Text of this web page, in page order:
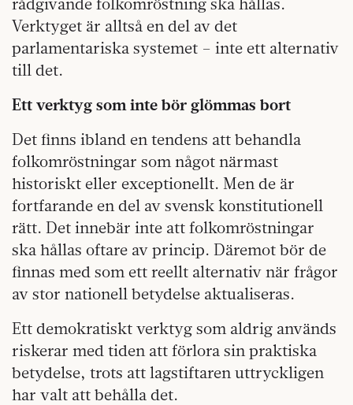
Verktyget är alltså en del av det
parlamentariska systemet – inte ett alternativ
till det.
Ett verktyg som inte bör glömmas bort
Det finns ibland en tendens att behandla
folkomröstningar som något närmast
historiskt eller exceptionellt. Men de är
fortfarande en del av svensk konstitutionell
rätt. Det innebär inte att folkomröstningar
ska hållas oftare av princip. Däremot bör de
finnas med som ett reellt alternativ när frågor
av stor nationell betydelse aktualiseras.
Ett demokratiskt verktyg som aldrig används
riskerar med tiden att förlora sin praktiska
betydelse, trots att lagstiftaren uttryckligen
har valt att behålla det.